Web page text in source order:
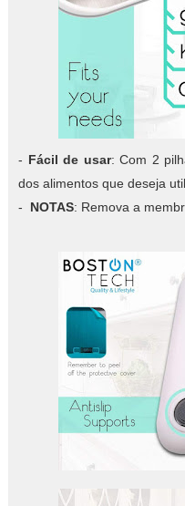
- Fácil de usar: Com 2
dos alimentos que deseja
- NOTAS: Remova a